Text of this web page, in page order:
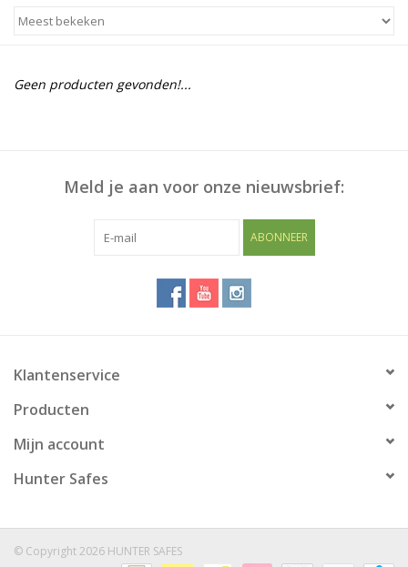
Recente projecten
Geen producten gevonden!...
Meld je aan voor onze nieuwsbrief:
ABONNEER
Klantenservice
Producten
Mijn account
Hunter Safes
© Copyright 2026 HUNTER SAFES